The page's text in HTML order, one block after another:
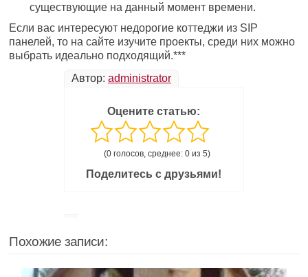
существующие на данный момент времени.
Если вас интересуют недорогие коттеджи из SIP
панелей, то на сайте изучите проекты, среди них можно
выбрать идеально подходящий.***
Автор: administrator
Оцените статью:
(0 голосов, среднее: 0 из 5)
Поделитесь с друзьями!
Похожие записи: